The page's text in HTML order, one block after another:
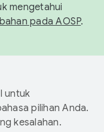
mengetahui
pada AOSP.
untuk
pilihan Anda.
kesalahan.